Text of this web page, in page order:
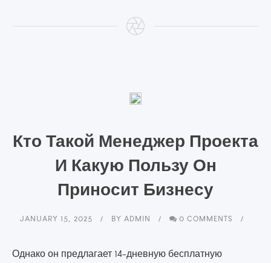
Кто Такой Менеджер Проекта
И Какую Пользу Он
Приносит Бизнесу
JANUARY 15, 2025 BY ADMIN 0 COMMENTS
Однако он предлагает 14-дневную бесплатную